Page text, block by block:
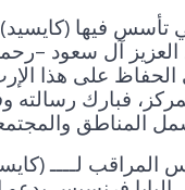
العزيز آل سعود
على هذا الإرث
فبارك رسالته
المناطق
المراقب لــــ